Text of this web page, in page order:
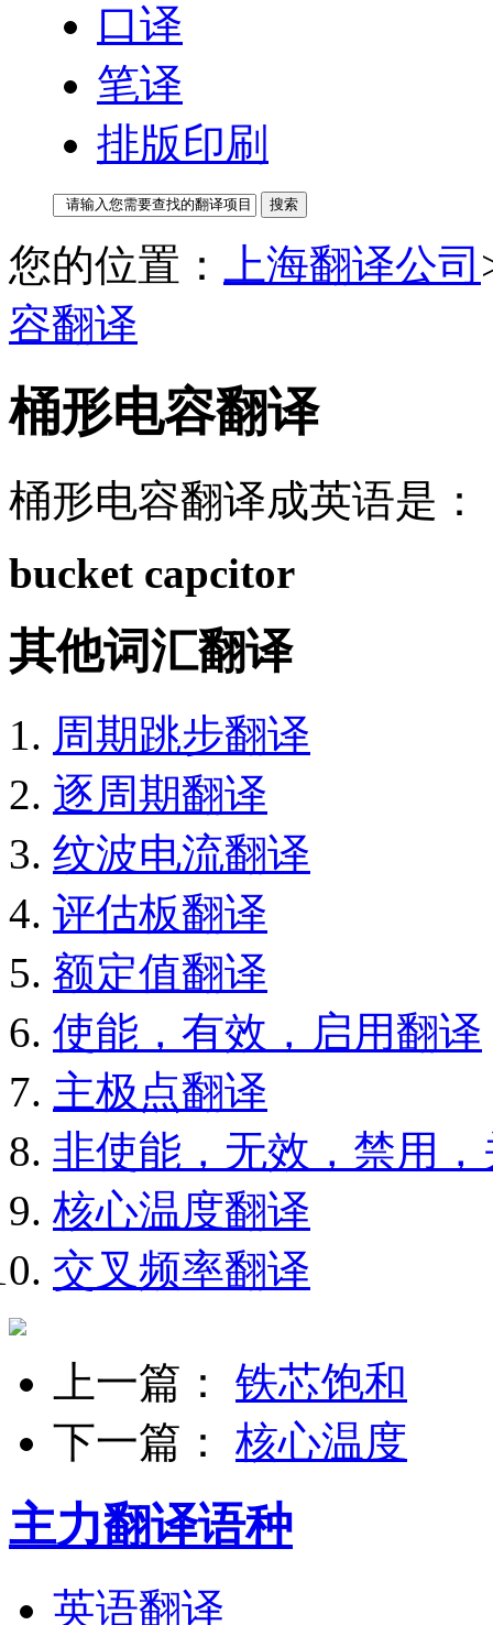
口译
笔译
排版印刷
您的位置： 上海翻译公司
容翻译
桶形电容翻译
桶形电容翻译成英语是：
bucket capcitor
其他词汇翻译
周期跳步翻译
逐周期翻译
纹波电流翻译
评估板翻译
额定值翻译
使能，有效，启用翻译
主极点翻译
非使能，无效，禁用
核心温度翻译
交叉频率翻译
上一篇： 铁芯饱和
下一篇： 核心温度
主力翻译语种
英语翻译